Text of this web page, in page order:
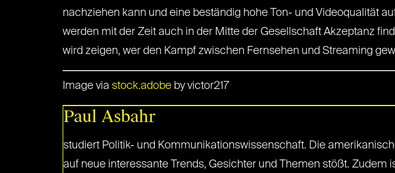
nachziehen kann und eine beständig hohe Ton- und Videoqualität
werden mit der Zeit auch in der Mitte der Gesellschaft Akzeptanz
wird zeigen, wer den Kampf zwischen Fernsehen und Streaming
Image via stock.adobe by victor217
Paul Asbahr
studiert Politik- und Kommunikationswissenschaft. Die
auf neue interessante Trends, Gesichter und Themen stößt.